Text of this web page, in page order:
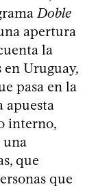
Doble
apertura
la
Uruguay,
pasa en la
apuesta
interno,
una
que
que